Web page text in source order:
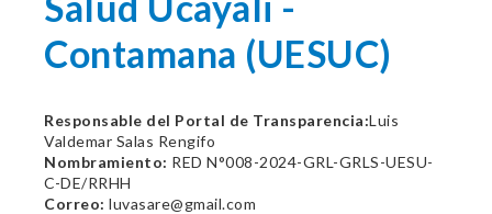
Contamana (UESUC)
Responsable del Portal de Transparencia:Luis
Valdemar Salas Rengifo
Nombramiento: RED N°008-2024-GRL-GRLS-UESU-
C-DE/RRHH
Correo: luvasare@gmail.com